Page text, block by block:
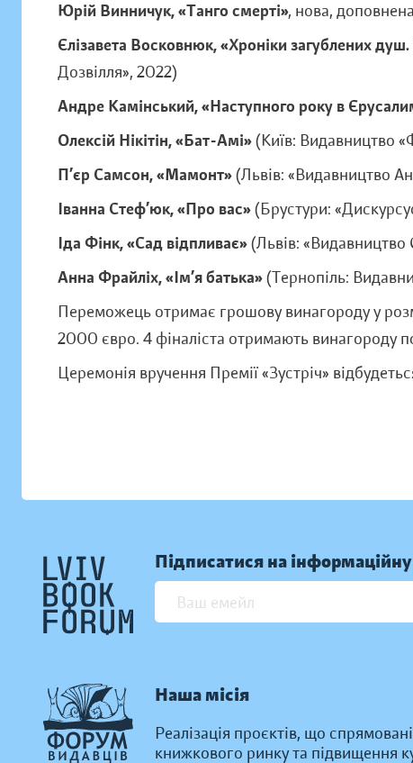
Юрій Винничук, «Танго смерті», нова,
Єлізавета Восковнюк, «Хроніки загублених
Дозвілля», 2022)
Андре Камінський, «Наступного року в
Олексій Нікітін, «Бат-Амі»(Київ: Видавництво
П’єр Самсон, «Мамонт»(Львів: «Видавництво
Іванна Стеф’юк, «Про вас»(Брустури:
Іда Фінк, «Сад відпливає»(Львів: «Видавництво
Анна Фрайліх, «Ім’я батька»(Тернопіль:
Переможець отримає грошову винагороду у
2000 євро. 4 фіналіста отримають винагороду
Церемонія вручення Премії «Зустріч»
Підписатися на
Наша місія
Реалізація проєктів, що
книжкового ринку та підвищення